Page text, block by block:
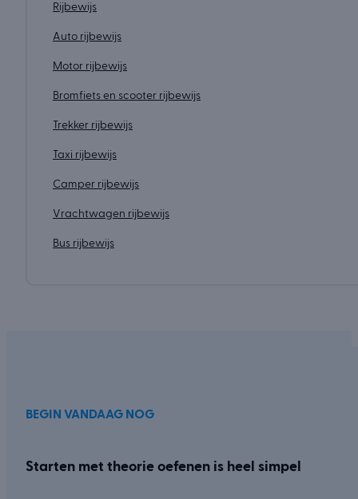
Rijbewijs
Auto rijbewijs
Motor rijbewijs
Bromfiets en scooter rijbewijs
Trekker rijbewijs
Taxi rijbewijs
Camper rijbewijs
Vrachtwagen rijbewijs
Bus rijbewijs
BEGIN VANDAAG NOG
Starten met theorie oefenen is heel simpel